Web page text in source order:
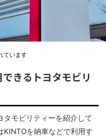
ています
きるトヨタモビリ
タモビリティーを紹介して
KINTOを納車などで利用す